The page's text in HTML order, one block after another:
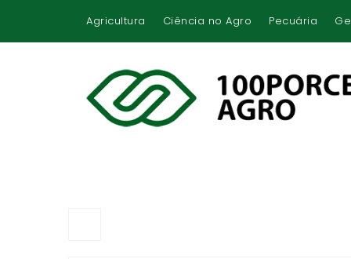
Agricultura Ciência no Agro Pecuária